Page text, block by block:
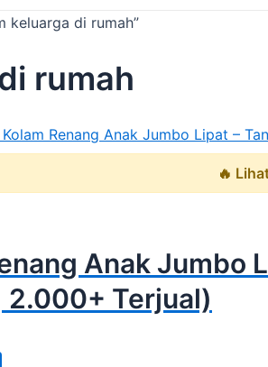
keluarga di rumah”
rumah
🔥
Anak Jumbo
2.000+ Terjual)